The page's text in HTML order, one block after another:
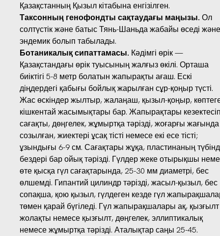
Қазақстанның Қызыл кітабына енгізілген.
Таксонның генофондты сақтаудағы маңызы. Ол
солтүстік және батыс Тянь-Шаньда жабайы өседі және
эндемик болып табылады.
Ботаникалық сипаттамасы. Кәдімгі өрік —
Қазақстандағы өрік туысының жалғыз өкілі. Орташа
биіктігі 5-8 метр болатын жапырақты ағаш. Ескі
діңдердегі қабығы бойлық жарылған сұр-қоңыр түсті.
Жас өскіндер жылтыр, жалаңаш, қызыл-қоңыр,
кішкентай жасымықтары бар. Жапырақтары
сағақты, дөңгелек, жұмыртқа тәрізді, жоғарғы жағында
созылған, жиектері ұсақ тісті немесе екі есе тісті;
ұзындығы 6-9 см. Сағақтары жұқа, пластинаның
бездері бар ойық тәрізді. Гүлдер жеке отырықшы
өте қысқа гүл сағақтарында, 25-30 мм диаметрі, бес
өлшемді. Гипантий цилиндр тәрізді, жасыл-қызыл, бес
сопақша, қою қызыл, гүлдеген кезде гүл
төмен қарай бүгіледі. Гүл жапырақшалары ақ, қызғылт
жолақты немесе қызғылт, дөңгелек, эллиптикалық
немесе жұмыртқа тәрізді. Аталықтар саңы 25-45.